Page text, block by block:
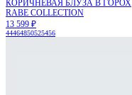
КОРИЧНЕВАЯ БЛУЗА В ГОРОХ
RABE COLLECTION
13 599 ₽
44464850525456